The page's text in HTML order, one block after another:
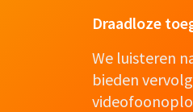
Draadloze
We luisteren
bieden